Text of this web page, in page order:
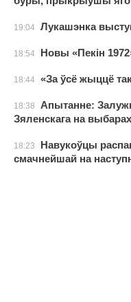
19:04 Лукашэнка
18:54 Новы «Пекін
18:44 «За ўсё жыццё
18:38
Апытанне:
Зяленскага на выбарах
18:23
Навукоўцы
смачнейшай на